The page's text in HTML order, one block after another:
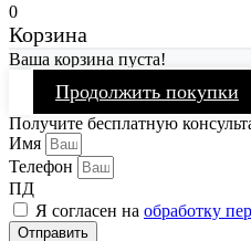
0
Корзина
Ваша корзина пуста!
Продолжить покупки
Получите бесплатную
Имя
Телефон
ПД
Я согласен на обработку
Отправить